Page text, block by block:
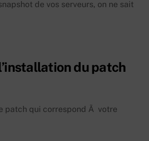
de vos serveurs, on ne sait
du patch
patch qui correspond Ã votre